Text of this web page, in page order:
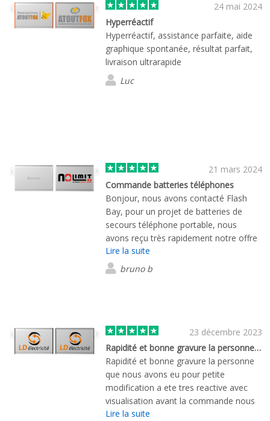
24 mai 2024
Hyperréactif
Hyperréactif, assistance parfaite, aide
graphique spontanée, résultat parfait,
livraison ultrarapide
Luc
21 mars 2024
Commande batteries téléphones
Bonjour, nous avons contacté Flash
Bay, pour un projet de batteries de
secours téléphone portable, nous
avons reçu très rapidement notre offre
détaillée, ainsi qu’une box échantillons
afin de se rendre compte des modèles
respectant notre budget. Une fois les
épreuves validées, nous avons reçu la
marchandise en quelques jours,
soigneusement préparée et totalement
conforme! Pour nos prochains projets,
je m’adresserais en totale confiance à
Flash Bay et à Alan.
Lire la suite
bruno b
23 décembre 2023
Rapidité et bonne gravure la personne…
Rapidité et bonne gravure la personne
que nous avons eu pour petite
modification a ete tres reactive avec
visualisation avant la commande nous
espérons une remise sur nos
Lire la suite